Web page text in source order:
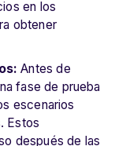
en los
obtener
Antes de
fase de prueba
escenarios
Estos
después de las